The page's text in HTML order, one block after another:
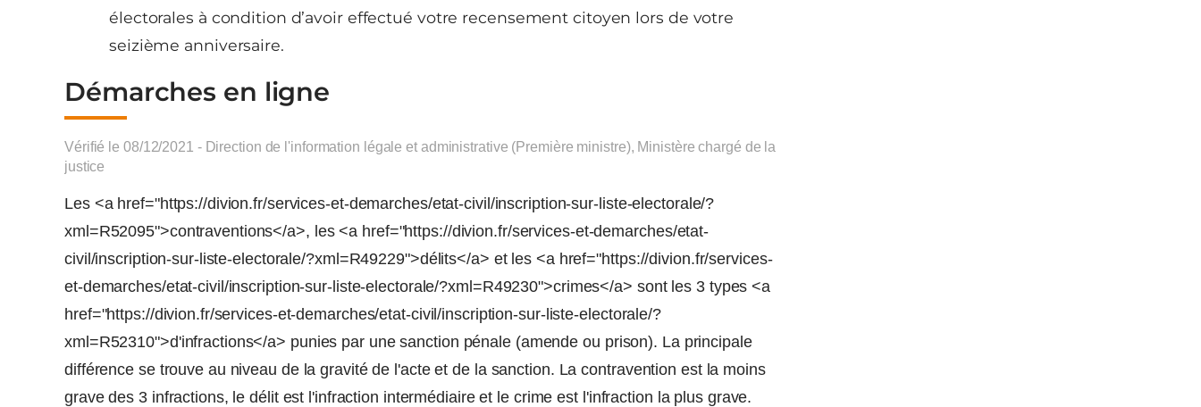
électorales à condition d’avoir effectué votre recensement citoyen lors de votre
seizième anniversaire.
Démarches en ligne
Vérifié le 08/12/2021 - Direction de l'information légale et administrative (Première ministre), Ministère chargé de la
justice
Les <a href="https://divion.fr/services-et-demarches/etat-civil/inscription-sur-liste-electorale/?
xml=R52095">contraventions</a>, les <a href="https://divion.fr/services-et-demarches/etat-
civil/inscription-sur-liste-electorale/?xml=R49229">délits</a> et les <a href="https://divion.fr/services-
et-demarches/etat-civil/inscription-sur-liste-electorale/?xml=R49230">crimes</a> sont les 3 types <a
href="https://divion.fr/services-et-demarches/etat-civil/inscription-sur-liste-electorale/?
xml=R52310">d'infractions</a> punies par une sanction pénale (amende ou prison). La principale
différence se trouve au niveau de la gravité de l'acte et de la sanction. La contravention est la moins
grave des 3 infractions, le délit est l'infraction intermédiaire et le crime est l'infraction la plus grave.